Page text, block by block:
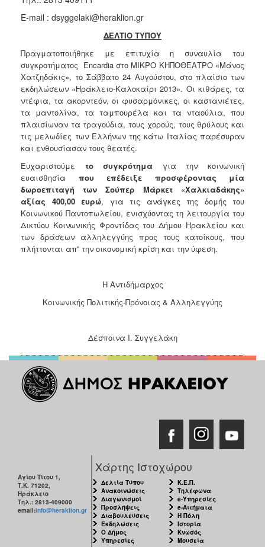
(Κ.Δ.Α.Π.)
Κέντρα
Ηλικιωμένων
(Κ.Η.Φ.Η.)
Κ.Δ.Α.Π.Α.μεΑ.
Αδειοδότηση
&
Έλεγχος
Βρεφονηπιακών
Σταθμών
Δημοτικό
Ιατρείο
Ξενώνας
Φιλοξενίας
Γυναικών
Κέντρο
Κοινότητας
Κοινωνικό
Φύλων
Υγεία
Αυτόματοι
Απινιδωτές
ΜΑΣ
ΔΗΜΟΣ
E-mail : dsyggelaki@heraklion.gr
ΔΕΛΤΙΟ ΤΥΠΟΥ
Πραγματοποιήθηκε με επιτυχία η συναυλία
του
συγκροτήματος Encardiaστο ΜΙΚΡΟ ΚΗΠΟΘΕΑΤΡΟ «Μάνος
Χατζηδάκις», το Σάββατο 24 Αυγούστου, στο πλαίσιο των
εκδηλώσεων «Ηράκλειο-Καλοκαίρι 2013». Οι κιθάρες, τα
ντέφια, τα ακορντεόν, οι φυσαρμόνικες, οι καστανιέτες,
τα μαντολίνα, τα ταμπουρέλα και τα νταούλια, που
πλαισίωναν τα τραγούδια, τους χορούς, τους θρύλους και
τις μελωδίες των Ελλήνων της κάτω Ιταλίας παρέσυραν
και ενθουσίασαν τους θεατές.
Ευχαριστούμε το συγκρότημα για την κοινωνική
ευαισθησία που επέδειξε προσφέροντας μία
δωροεπιταγή των Σούπερ Μάρκετ «Χαλκιαδάκης»
αξίας 400,00 ευρώ, για τις ανάγκες της δομής του
Κοινωνικού Παντοπωλείου, ενισχύοντας τη λειτουργία του
Δικτύου Κοινωνικής Φροντίδας του Δήμου Ηρακλείου και
των δράσεων αλληλεγγύης προς τους κατοίκους, που
πλήττονται απ'' την οικονομική κρίση και την ύφεση.
Η Αντιδήμαρχος
Κοινωνικής Πολιτικής-Πρόνοιας & Αλληλεγγύης
Δέσποινα Ι. Συγγελάκη
Αγίου Τίτου 1,
Τ.Κ. 71202,
Ηράκλειο
Τηλ.: 2813-409000
email:info@heraklion.gr
Χάρτης Ιστοχώρου
Δελτία Τύπου
Ανακοινώσεις
Διαγωνισμοί
Προσλήψεις
Διαβουλεύσεις
Εκδηλώσεις
Ο Δήμος
Υπηρεσίες
Κ.Ε.Π.
Τηλέφωνα
e-Υπηρεσίες
e-Αιτήματα
Η Πόλη
Ιστορία
Κνωσός
Μουσεία